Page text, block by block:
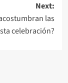
Next:
las
celebración?